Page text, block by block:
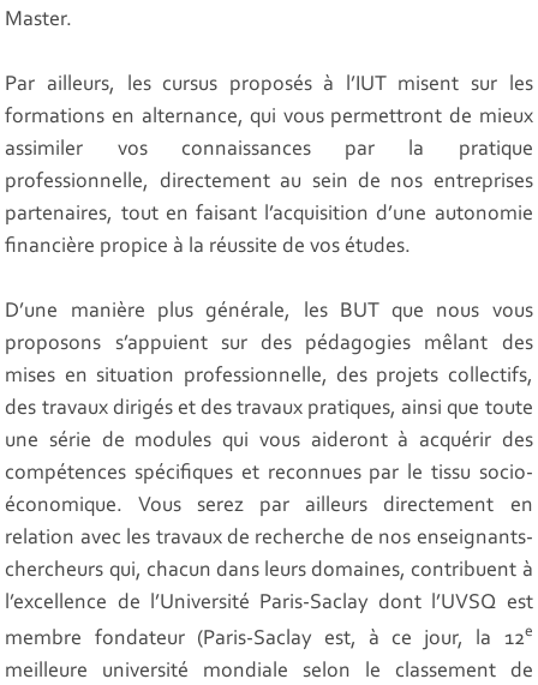
Master.
Par ailleurs, les cursus proposés à l’IUT misent sur les
formations en alternance, qui vous permettront de mieux
assimiler vos connaissances par la pratique
professionnelle, directement au sein de nos entreprises
partenaires, tout en faisant l’acquisition d’une autonomie
financière propice à la réussite de vos études.
D’une manière plus générale, les BUT que nous vous
proposons s’appuient sur des pédagogies mêlant des
mises en situation professionnelle, des projets collectifs,
des travaux dirigés et des travaux pratiques, ainsi que toute
une série de modules qui vous aideront à acquérir des
compétences spécifiques et reconnues par le tissu socio-
économique. Vous serez par ailleurs directement en
relation avec les travaux de recherche de nos enseignants-
chercheurs qui, chacun dans leurs domaines, contribuent à
l’excellence de l’Université Paris-Saclay dont l’UVSQ est
membre fondateur (Paris-Saclay est, à ce jour, la 12e
meilleure université mondiale selon le classement de